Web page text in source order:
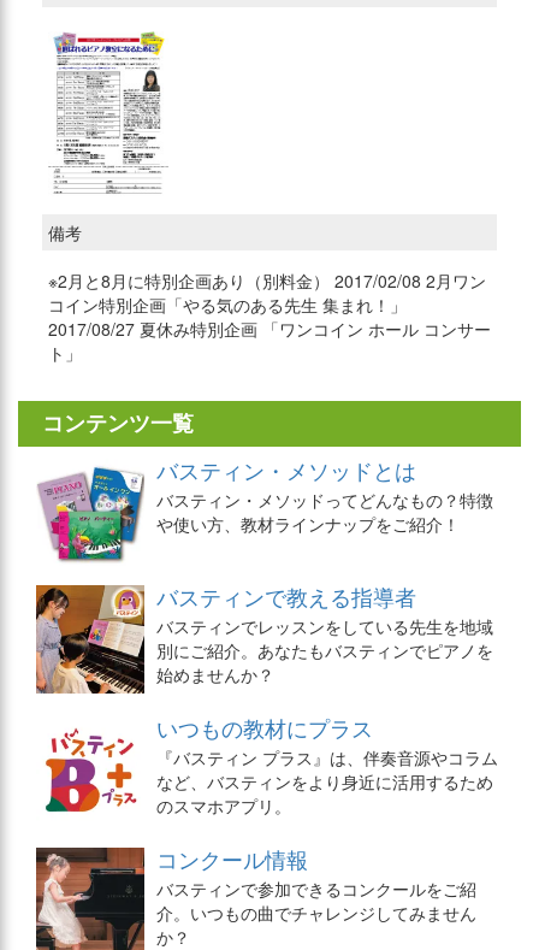
備考
※2月と8月に特別企画あり（別料金） 2017/02/08 2月ワン
コイン特別企画「やる気のある先生 集まれ！」
2017/08/27 夏休み特別企画 「ワンコイン ホール コンサー
ト」
コンテンツ一覧
バスティン・メソッドとは
バスティン・メソッドってどんなもの？特徴
や使い方、教材ラインナップをご紹介！
バスティンで教える指導者
バスティンでレッスンをしている先生を地域
別にご紹介。あなたもバスティンでピアノを
始めませんか？
いつもの教材にプラス
『バスティン プラス』は、伴奏音源やコラム
など、バスティンをより身近に活用するため
のスマホアプリ。
コンクール情報
バスティンで参加できるコンクールをご紹
介。いつもの曲でチャレンジしてみません
か？